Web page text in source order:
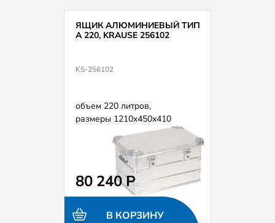
ЯЩИК АЛЮМИНИЕВЫЙ ТИП
А 220, KRAUSE 256102
KS-256102
объем 220 литров,
размеры 1210х450х410
80 240 Р
В КОРЗИНУ